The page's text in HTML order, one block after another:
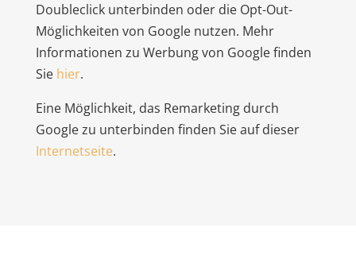
Doubleclick unterbinden oder die Opt-Out-
Möglichkeiten von Google nutzen. Mehr
Informationen zu Werbung von Google finden
Sie hier.
Eine Möglichkeit, das Remarketing durch
Google zu unterbinden finden Sie auf dieser
Internetseite.